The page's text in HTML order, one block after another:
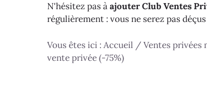
N'hésitez pas àajouter Club Ventes
régulièrement : vous ne serez pas
Vous êtes ici : Accueil / Ventes privées
vente privée (-75%)